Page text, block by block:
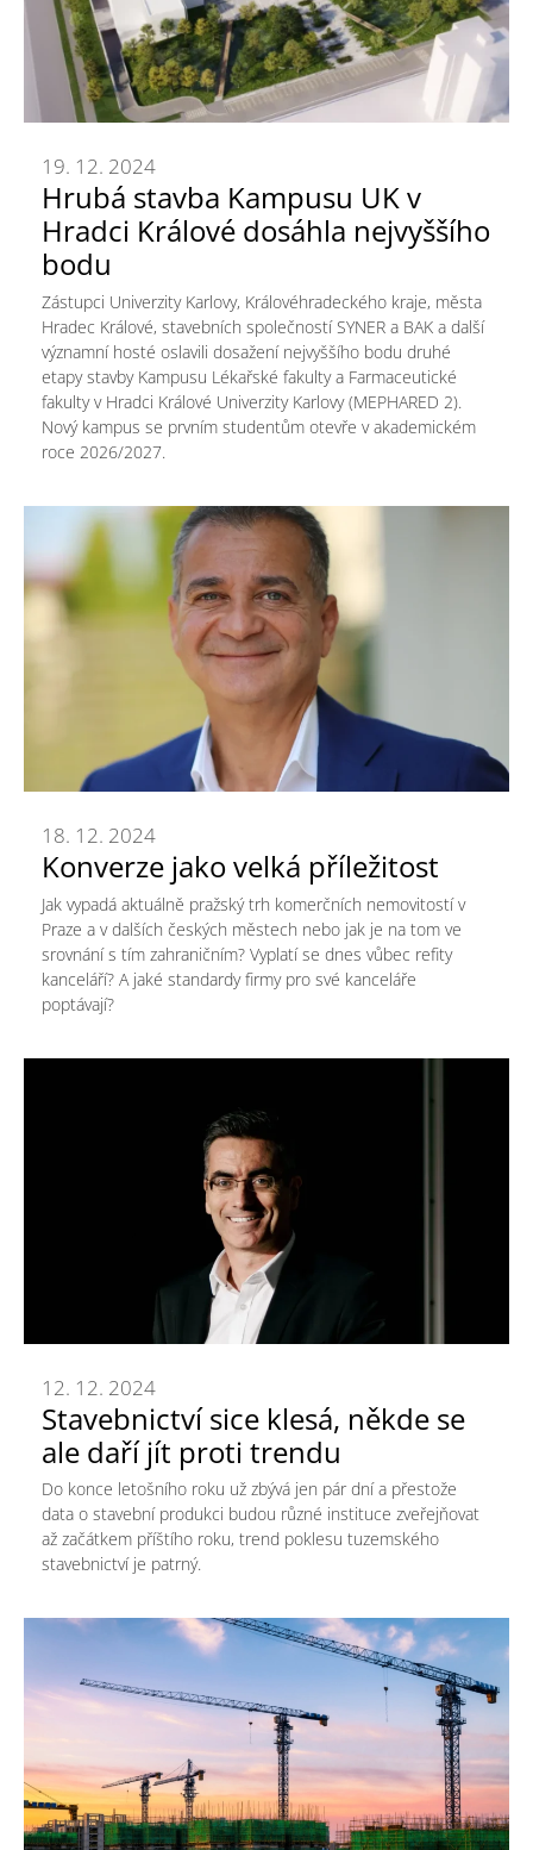
Hrubá stavba Kampusu UK v
Hradci Králové dosáhla nejvyššího
bodu
19. 12. 2024
Zástupci Univerzity Karlovy, Královéhradeckého kraje, města
Hradec Králové, stavebních společností SYNER a BAK a další
významní hosté oslavili dosažení nejvyššího bodu druhé
etapy stavby Kampusu Lékařské fakulty a Farmaceutické
fakulty v Hradci Králové Univerzity Karlovy (MEPHARED 2).
Nový kampus se prvním studentům otevře v akademickém
roce 2026/2027.
Konverze jako velká příležitost
18. 12. 2024
Jak vypadá aktuálně pražský trh komerčních nemovitostí v
Praze a v dalších českých městech nebo jak je na tom ve
srovnání s tím zahraničním? Vyplatí se dnes vůbec refity
kanceláří? A jaké standardy firmy pro své kanceláře
poptávají?
Stavebnictví sice klesá, někde se
ale daří jít proti trendu
12. 12. 2024
Do konce letošního roku už zbývá jen pár dní a přestože
data o stavební produkci budou různé instituce zveřejňovat
až začátkem příštího roku, trend poklesu tuzemského
stavebnictví je patrný.